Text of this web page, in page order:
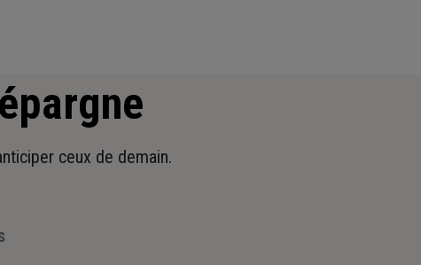
ceux de demain.